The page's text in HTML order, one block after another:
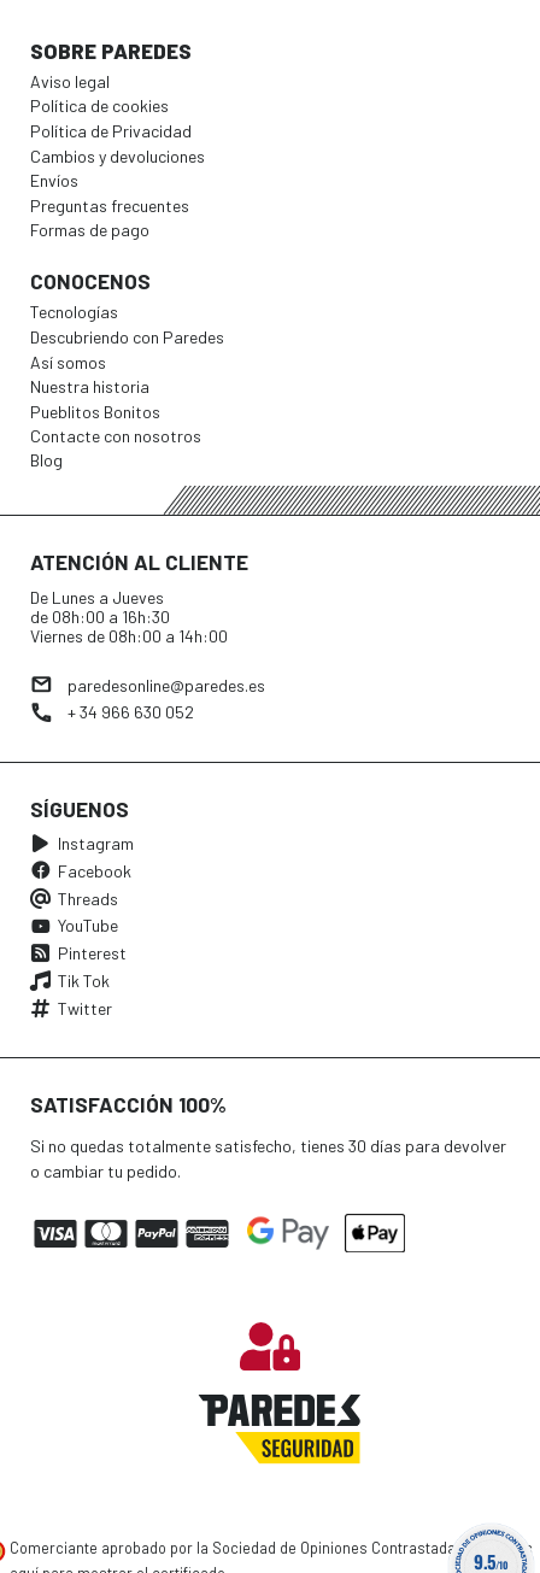
SOBRE PAREDES
Aviso legal
Política de cookies
Política de Privacidad
Cambios y devoluciones
Envíos
Preguntas frecuentes
Formas de pago
CONOCENOS
Tecnologías
Descubriendo con Paredes
Así somos
Nuestra historia
Pueblitos Bonitos
Contacte con nosotros
Blog
ATENCIÓN AL CLIENTE
De Lunes a Jueves
de 08h:00 a 16h:30
Viernes de 08h:00 a 14h:00
paredesonline@paredes.es
+ 34 966 630 052
SÍGUENOS
Instagram
Facebook
Threads
YouTube
Pinterest
Tik Tok
Twitter
SATISFACCIÓN 100%
Si no quedas totalmente satisfecho, tienes 30 días para devolver
o cambiar tu pedido.
Comerciante aprobado por la Sociedad de Opiniones Contrastadas, haga clic
9.5/10